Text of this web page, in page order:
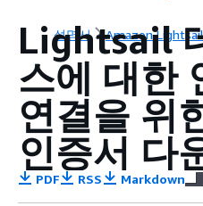
설명서 Amazon Lightsail
Lightsail
스에 대한
연결을 위
인증서 다
PDF RSS Markdown